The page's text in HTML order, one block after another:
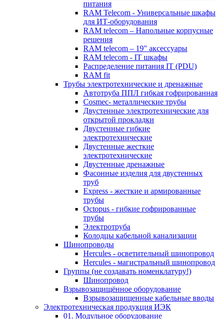
питания
RAM Telecom - Универсальные шкафы
для ИТ-оборудования
RAM telecom – Напольные корпусные
решения
RAM telecom – 19" аксессуары
RAM telecom - IT шкафы
Распределение питания IT (PDU)
RAM fit
Трубы электротехнические и дренажные
Автотруба ППЛ гибкая гофрированная
Cosmec- металлические трубы
Двустенные электротехнические для
открытой прокладки
Двустенные гибкие
электротехнические
Двустенные жесткие
электротехнические
Двустенные дренажные
Фасонные изделия для двустенных
труб
Express - жесткие и армированные
трубы
Octopus - гибкие гофрированные
трубы
Электротруба
Колодцы кабельной канализации
Шинопроводы
Hercules - осветительный шинопровод
Hercules - магистральный шинопровод
Группы (не создавать номенклатуру!)
Шинопровод
Взрывозащищённое оборудование
Взрывозащищенные кабельные вводы
Электротехническая продукция ИЭК
01. Модульное оборудование